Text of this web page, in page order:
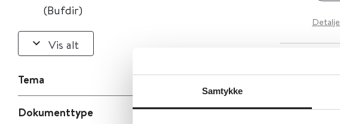
Samtykke
(Bufdir)
Vis alt
Tema
Dokumenttype